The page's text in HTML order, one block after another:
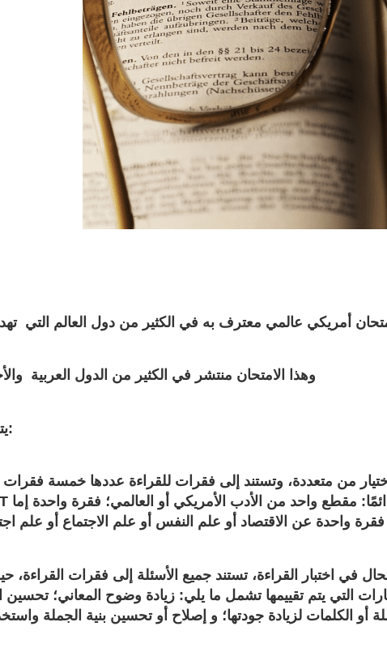
أمريكي عالمي معترف به في الكثير من دول العالم التي
:
مقطع واحد من الأدب الأمريكي أو العالمي؛ فقرة واحدة إما
ومدته الزمنية 35 دقيقة، و كما هو الحال في اختبار القراءة، تستند جميع الأسئلة إلى
التي يتم تقييمها تشمل ما يلي: زيادة وضوح المعاني؛ تحسين
أو الكلمات لزيادة جودتها؛ و إصلاح أو تحسين بنية الجملة